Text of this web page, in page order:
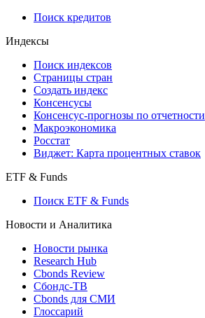
Поиск кредитов
Индексы
Поиск индексов
Страницы стран
Создать индекс
Консенсусы
Консенсус-прогнозы по отчетности
Макроэкономика
Росстат
Виджет: Карта процентных ставок
ETF & Funds
Поиск ETF & Funds
Новости и Аналитика
Новости рынка
Research Hub
Cbonds Review
Сбондс-ТВ
Cbonds для СМИ
Глоссарий